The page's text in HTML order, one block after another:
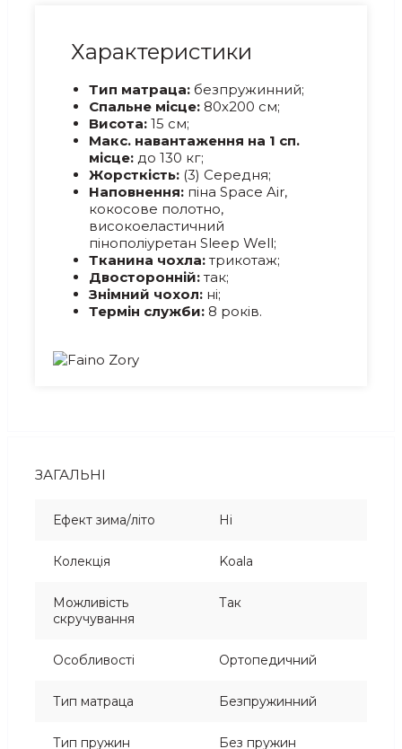
Характеристики
Тип матраца: безпружинний;
Спальне місце: 80х200 см;
Висота: 15 см;
Макс. навантаження на 1 сп.
місце: до 130 кг;
Жорсткість: (3) Середня;
Наповнення: піна Space Air,
кокосове полотно,
високоеластичний
пінополіуретан Sleep Well;
Тканина чохла: трикотаж;
Двосторонній: так;
Знімний чохол: ні;
Термін служби: 8 років.
ЗАГАЛЬНІ
Ефект зима/літо Ні
Колекція Koala
Можливість
скручування
Так
Особливості Ортопедичний
Тип матраца Безпружинний
Тип пружин Без пружин